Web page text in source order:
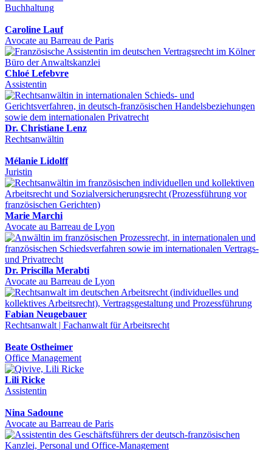
Buchhaltung
Caroline Lauf
Avocate au Barreau de Paris
Chloé Lefebvre
Assistentin
Dr. Christiane Lenz
Rechtsanwältin
Mélanie Lidolff
Juristin
Marie Marchi
Avocate au Barreau de Lyon
Dr. Priscilla Merabti
Avocate au Barreau de Lyon
Fabian Neugebauer
Rechtsanwalt | Fachanwalt für Arbeitsrecht
Beate Ostheimer
Office Management
Lili Ricke
Assistentin
Nina Sadoune
Avocate au Barreau de Paris